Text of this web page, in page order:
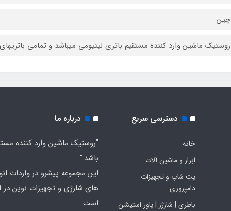
چین
روستیک ماشین وارد کننده مستقیم باتری لیتیومی میباشد و تمامی
دسترسی سریع
خانه
ابزار و ماشین آلات
پت شاپ و تجهیزات
دامپروری
باطری | شارژر | پاور استیشن
درباره ما
"روستیک ماشین وارد کننده
باشد."
این مجموعه پیشرو در واردات
های شارژی و تجهیزات نوین در
است.